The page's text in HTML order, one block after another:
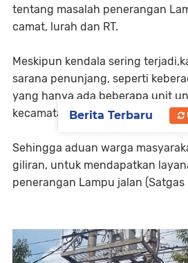
tentang masalah penerangan
camat, lurah dan RT.
Meskipun kendala sering
sarana penunjang, seperti
yang hanya ada beberapa unit
kecamatan di kota Palembang.
Sehingga aduan warga
giliran, untuk mendapatkan
penerangan Lampu jalan (Satgas
Berita Terbaru